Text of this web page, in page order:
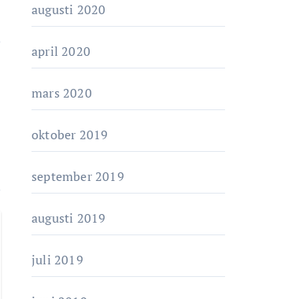
augusti 2020
april 2020
mars 2020
oktober 2019
september 2019
augusti 2019
juli 2019